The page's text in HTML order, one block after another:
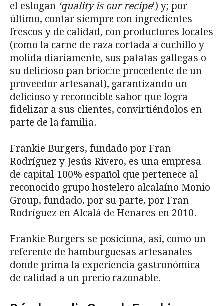
el eslogan ‘quality is our recipe‘) y; por
último, contar siempre con ingredientes
frescos y de calidad, con productores locales
(como la carne de raza cortada a cuchillo y
molida diariamente, sus patatas gallegas o
su delicioso pan brioche procedente de un
proveedor artesanal), garantizando un
delicioso y reconocible sabor que logra
fidelizar a sus clientes, convirtiéndolos en
parte de la familia.
Frankie Burgers, fundado por Fran
Rodríguez y Jesús Rivero, es una empresa
de capital 100% español que pertenece al
reconocido grupo hostelero alcalaíno Monio
Group, fundado, por su parte, por Fran
Rodríguez en Alcalá de Henares en 2010.
Frankie Burgers se posiciona, así, como un
referente de hamburguesas artesanales
donde prima la experiencia gastronómica
de calidad a un precio razonable.